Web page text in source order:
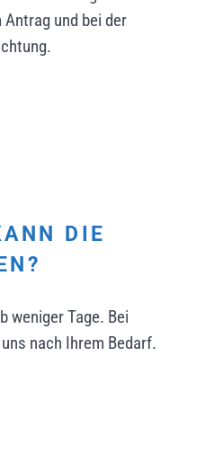
und bei der
DIE
weniger Tage. Bei
nach Ihrem Bedarf.